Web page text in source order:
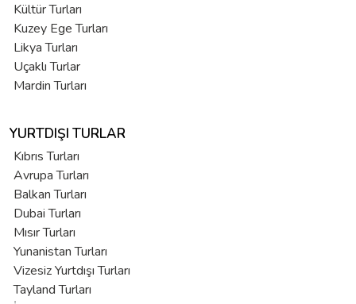
Kültür Turları
Kuzey Ege Turları
Likya Turları
Uçaklı Turlar
Mardin Turları
YURTDIŞI TURLAR
Kıbrıs Turları
Avrupa Turları
Balkan Turları
Dubai Turları
Mısır Turları
Yunanistan Turları
Vizesiz Yurtdışı Turları
Tayland Turları